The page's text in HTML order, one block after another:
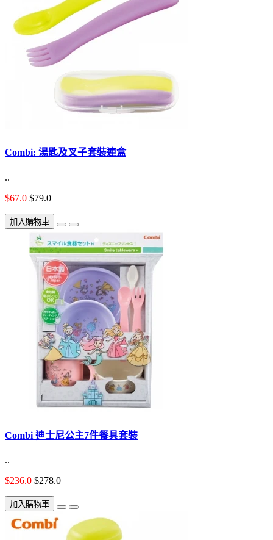
Combi: 湯匙及叉子套裝連盒
..
$67.0 $79.0
加入購物車
Combi 迪士尼公主7件餐具套裝
..
$236.0 $278.0
加入購物車